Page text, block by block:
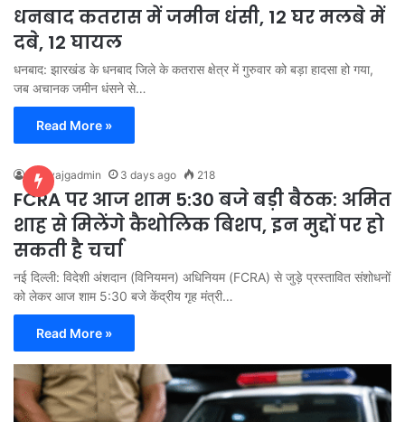
धनबाद कतरास में जमीन धंसी, 12 घर मलबे में
दबे, 12 घायल
धनबाद: झारखंड के धनबाद जिले के कतरास क्षेत्र में गुरुवार को बड़ा हादसा हो गया,
जब अचानक जमीन धंसने से…
Read More »
bhaiyajgadmin 3 days ago 218
FCRA पर आज शाम 5:30 बजे बड़ी बैठक: अमित
शाह से मिलेंगे कैथोलिक बिशप, इन मुद्दों पर हो
सकती है चर्चा
नई दिल्ली: विदेशी अंशदान (विनियमन) अधिनियम (FCRA) से जुड़े प्रस्तावित संशोधनों
को लेकर आज शाम 5:30 बजे केंद्रीय गृह मंत्री…
Read More »